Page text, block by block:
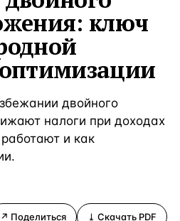
3 906
2 797
ключ
двойного
налоги при доходах
и как
↗ Поделиться ⤓ Скачать PDF